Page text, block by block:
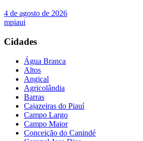
4 de agosto de 2026
mpiaui
Cidades
Água Branca
Altos
Angical
Agricolândia
Barras
Cajazeiras do Piauí
Campo Largo
Campo Maior
Conceição do Canindé